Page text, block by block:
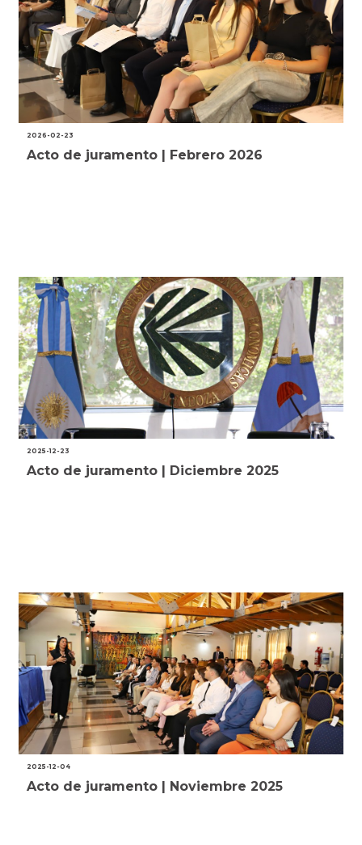
2026-02-23
Acto de juramento | Febrero 2026
2025-12-23
Acto de juramento | Diciembre 2025
2025-12-04
Acto de juramento | Noviembre 2025